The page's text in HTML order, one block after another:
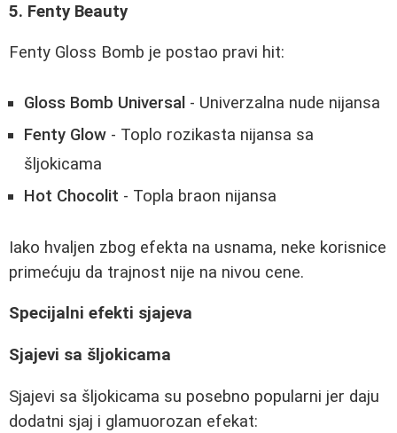
5. Fenty Beauty
Fenty Gloss Bomb je postao pravi hit:
Gloss Bomb Universal - Univerzalna nude nijansa
Fenty Glow - Toplo rozikasta nijansa sa
šljokicama
Hot Chocolit - Topla braon nijansa
Iako hvaljen zbog efekta na usnama, neke korisnice
primećuju da trajnost nije na nivou cene.
Specijalni efekti sjajeva
Sjajevi sa šljokicama
Sjajevi sa šljokicama su posebno popularni jer daju
dodatni sjaj i glamuorozan efekat: